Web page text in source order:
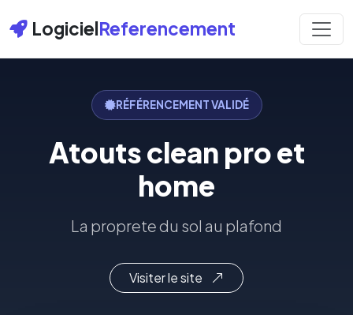
LogicielReferencement
RÉFÉRENCEMENT VALIDÉ
Atouts clean pro et
home
La proprete du sol au plafond
Visiter le site